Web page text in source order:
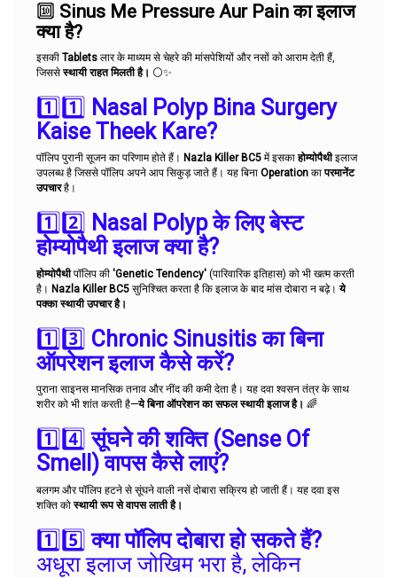
🔟 Sinus Me Pressure Aur Pain का इलाज
क्या है?
इसकी Tablets लार के माध्यम से चेहरे की मांसपेशियों और नसों को आराम देती हैं,
जिससेस्थायी राहत मिलती है। ⚪✨
1️⃣1️⃣ Nasal Polyp Bina Surgery
Kaise Theek Kare?
पॉलिप पुरानी सूजन का परिणाम होते हैं। Nazla Killer BC5 में इसकाहोम्योपैथीइलाज
उपलब्ध है जिससे पॉलिप अपने आप सिकुड़ जाते हैं। यह बिना Operation कापरमानेंट
उपचारहै।
1️⃣2️⃣ Nasal Polyp के लिए बेस्ट
होम्योपैथी इलाज क्या है?
होम्योपैथीपॉलिप की 'Genetic Tendency' (पारिवारिक इतिहास) को भी खत्म करती
है। Nazla Killer BC5 सुनिश्चित करता है कि इलाज के बाद मांस दोबारा न बढ़े।ये
पक्का स्थायी उपचार है।
1️⃣3️⃣ Chronic Sinusitis का बिना
ऑपरेशन इलाज कैसे करें?
पुराना साइनस मानसिक तनाव और नींद की कमी देता है। यह दवा श्वसन तंत्र के साथ
शरीर को भी शांत करती है—ये बिना ऑपरेशन का सफल स्थायी इलाज है। 🌈
1️⃣4️⃣सूंघने की शक्ति (Sense Of
Smell) वापस कैसे लाएं?
बलगम और पॉलिप हटने से सूंघने वाली नसें दोबारा सक्रिय हो जाती हैं। यह दवा इस
शक्ति कोस्थायी रूप से वापस लाती है।
1️⃣5️⃣क्या पॉलिप दोबारा हो सकते हैं?
अधूरा इलाज जोखिम भरा है, लेकिन